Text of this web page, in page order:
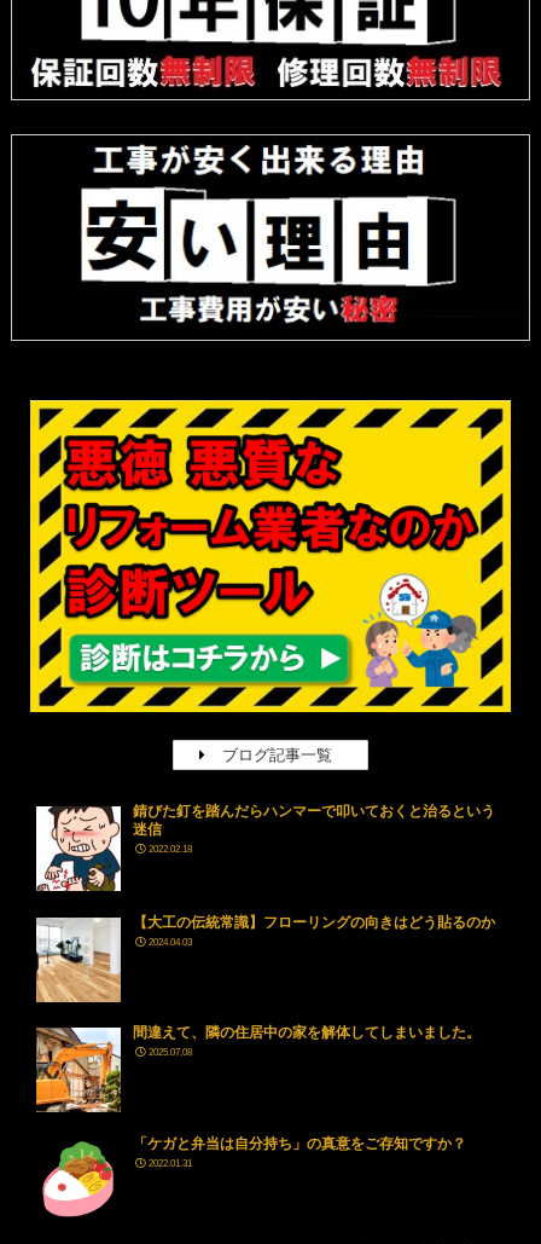
ブログ記事一覧
錆びた釘を踏んだらハンマーで叩いておくと治るという
迷信
2022.02.18
【大工の伝統常識】フローリングの向きはどう貼るのか
2024.04.03
間違えて、隣の住居中の家を解体してしまいました。
2025.07.08
「ケガと弁当は自分持ち」の真意をご存知ですか？
2022.01.31